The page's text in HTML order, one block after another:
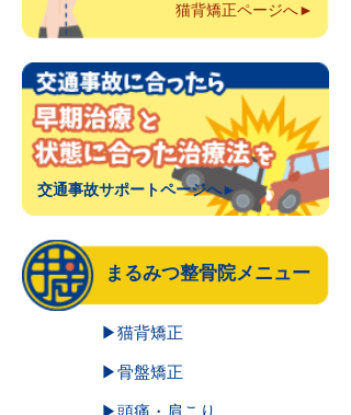
猫背矯正ページへ►
交通事故サポートページへ►
まるみつ整骨院メニュー
▶猫背矯正
▶骨盤矯正
▶頭痛・肩こり